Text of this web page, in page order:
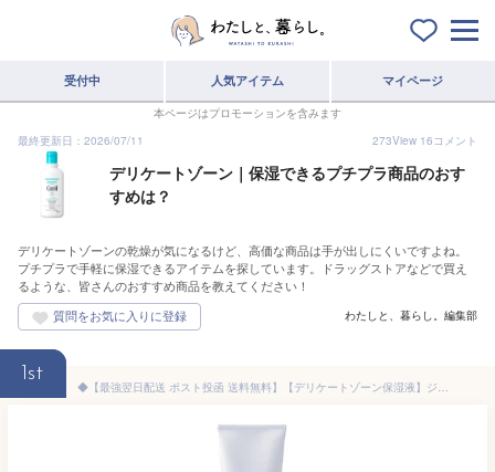
受付中 人気アイテム マイページ
本ページはプロモーションを含みます
最終更新日：2026/07/11
273View 16コメント
デリケートゾーン｜保湿できるプチプラ商品のおす
すめは？
デリケートゾーンの乾燥が気になるけど、高価な商品は手が出しにくいですよね。
プチプラで手軽に保湿できるアイテムを探しています。ドラッグストアなどで買え
るような、皆さんのおすすめ商品を教えてください！
わたしと、暮らし。編集部
1st
◆【最強翌日配送 ポスト投函 送料無料】【デリケートゾーン保湿液】ジェクス メノケア モイストゼリー (MENOCARE) 55g - デリケートゾーンのムズムズを保湿でケア！デリケートゾーン用保湿液 ※完全包装でお届け致します。【mail】